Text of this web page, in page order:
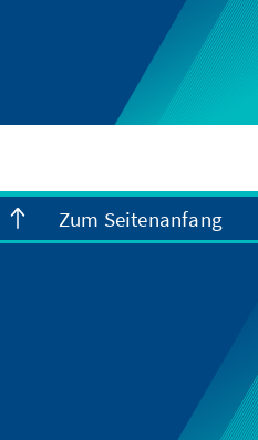
Zum Seitenanfang